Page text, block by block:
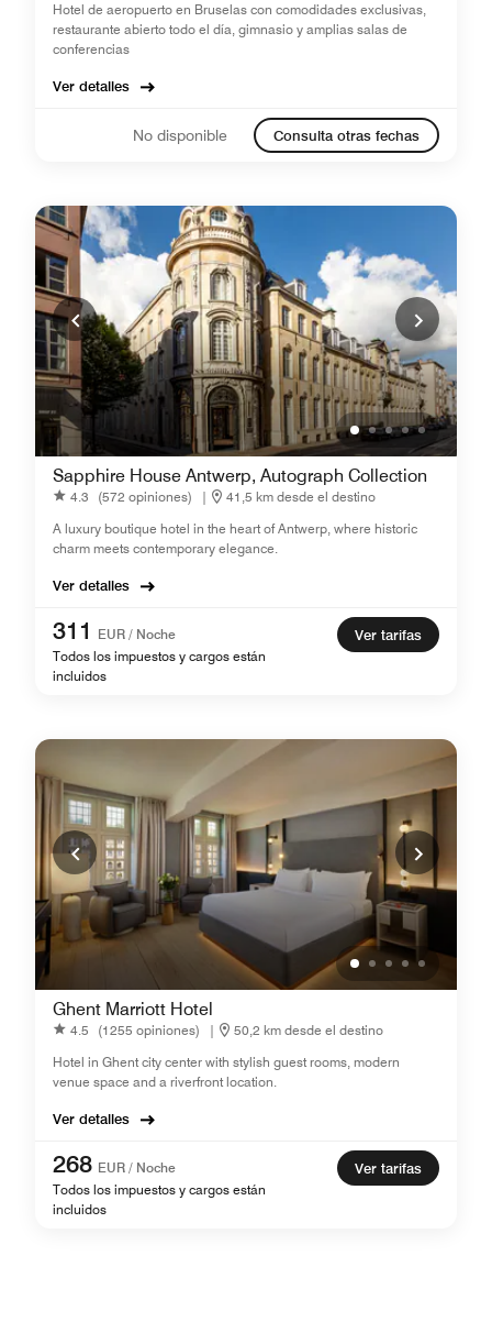
Hotel de aeropuerto en Bruselas con comodidades exclusivas,
restaurante abierto todo el día, gimnasio y amplias salas de
conferencias
Ver detalles
No disponible Consulta otras fechas
Sapphire House Antwerp, Autograph Collection
4.3 (572 opiniones) |
41,5 km desde el destino
A luxury boutique hotel in the heart of Antwerp, where historic
charm meets contemporary elegance.
Ver detalles
311
EUR / Noche
Todos los impuestos y cargos están
incluidos
Ver tarifas
Ghent Marriott Hotel
4.5 (1255 opiniones) |
50,2 km desde el destino
Hotel in Ghent city center with stylish guest rooms, modern
venue space and a riverfront location.
Ver detalles
268 EUR / Noche
Todos los impuestos y cargos están
incluidos
Ver tarifas